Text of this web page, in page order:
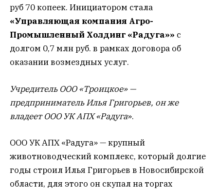
руб 70 копеек. Инициатором стала
«Управляющая компания Агро-
Промышленный Холдинг «Радуга»» с
долгом 0,7 млн руб. в рамках договора об
оказании возмездных услуг.
Учредитель ООО «Троицкое» —
предприниматель Илья Григорьев, он же
владеет ООО УК АПХ «Радуга».
ООО УК АПХ «Радуга» — крупный
животноводческий комплекс, который долгие
годы строил Илья Григорьев в Новосибирской
области, для этого он скупал на торгах